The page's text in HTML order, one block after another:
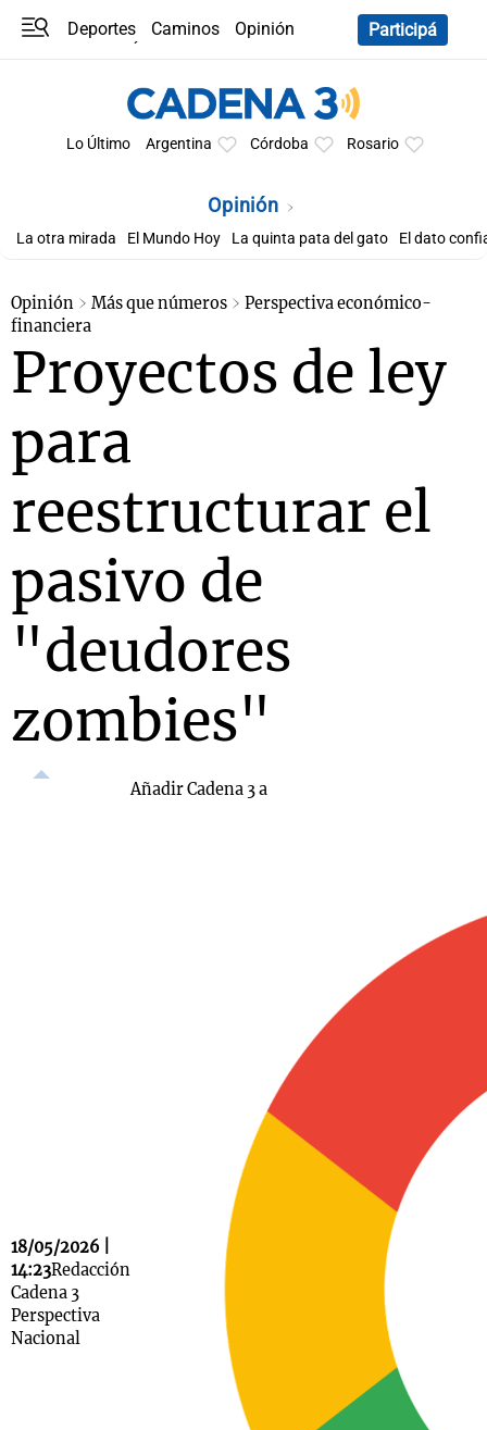
Deportes Caminos
Opinión
Participá
Lo Último Argentina Córdoba Rosario
Opinión
La otra mirada El Mundo Hoy La quinta pata del gato El dato
Opinión Más que números
Perspectiva económico-
financiera
Proyectos de ley
para
reestructurar el
pasivo de
"deudores
zombies"
18/05/2026 |
14:23Redacción
Cadena 3
Perspectiva
Nacional
Añadir Cadena 3 a
Cadena 3